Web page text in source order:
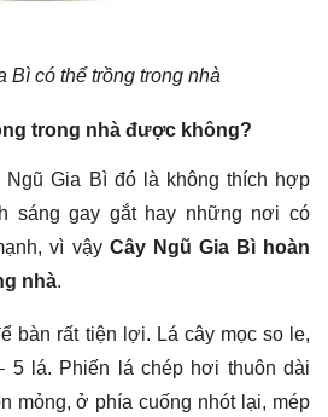
Bì có thể trồng trong nhà
trong nhà được không?
Ngũ Gia Bì đó là không thích hợp
sáng gay gắt hay những nơi có
vì vậy Cây Ngũ Gia Bì hoàn
nhà.
bàn rất tiện lợi. Lá cây mọc so le,
5 lá. Phiến lá chép hơi thuôn dài
mỏng, ở phía cuống nhót lại, mép